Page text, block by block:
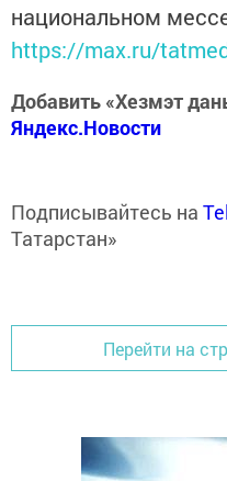
национальном
https://max.ru/
Добавить «Хезмэт
Яндекс.Новости
Подписывайтесь на
Татарстан»
Перейти на